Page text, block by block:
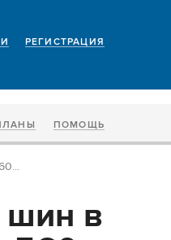
РЕГИСТРАЦИЯ
ПОМОЩЬ
шин в